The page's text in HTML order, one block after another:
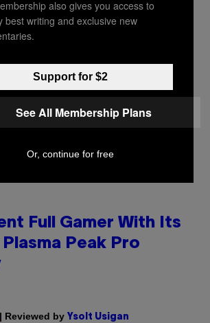
IPEREN/GETTY IMAGES
Britpop Albums
This Year
Dan Milam
Full Gamer With Its
Peak Pro
| Reviewed by Ysolt Usigan
also gives you access to
best writing and exclusive new
Support for $2
See All Membership Plans
Or, continue for free